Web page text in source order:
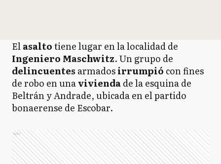
Elasaltotiene lugar en la localidad de
Ingeniero Maschwitz. Un grupo de
delincuentes armadosirrumpió con fines
de robo en unaviviendade la esquina de
Beltrán y Andrade, ubicada en el partido
bonaerense de Escobar.
Ads